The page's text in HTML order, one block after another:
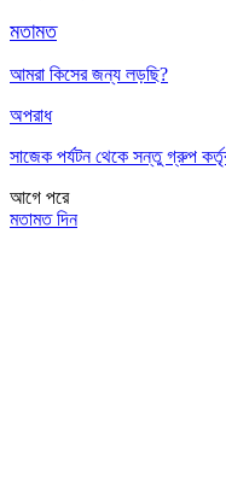
মতামত
আমরা কিসের জন্য লড়ছি?
অপরাধ
সাজেক পর্যটন থেকে সন্তু গ্রুপ
আগে পরে
মতামত দিন